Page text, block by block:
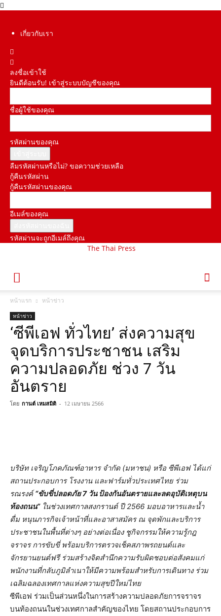
เกี่ยวกับเรา
ลงชื่อเข้าใช้
ยินดีต้อนรับ! เข้าสู่ระบบบัญชีของคุณ
ชื่อผู้ใช้ของคุณ
รหัสผ่านของคุณ
ลืมรหัสผ่านหรือไม่? ขอความช่วยเหลือ
กู้คืนรหัสผ่าน
กู้คืนรหัสผ่านของคุณ
อีเมล์ของคุณ
รหัสผ่านจะถูกอีเมล์ถึงคุณ
The Thai Press
หน้าแรก หน้าข่าว
หน้าข่าว
‘ซีพีเอฟ ทั่วไทย’ ส่งความสุข
จุดบริการประชาชน เสริม
ความปลอดภัย ช่วง 7 วัน
อันตราย
โดย กานต์ เหมสมิติ - 12 เมษายน 2566
บริษัท เจริญโภคภัณฑ์อาหาร จำกัด (มหาชน) หรือ ซีพีเอฟ ได้แก่
สถานประกอบการ โรงงาน และฟาร์มทั่วประเทศไทย ร่วม
รณรงค์“ขับขี่ปลอดภัย 7 วัน ป้องกันอันตรายและลดอุบัติเหตุบน
ท้องถนน”ในช่วงเทศกาลสงกรานต์ ปี 2566 มอบอาหารและน้ำ
ดื่ม หนุนภารกิจเจ้าหน้าที่และอาสาสมัคร ณ จุดพักและบริการ
ประชาชนในพื้นที่ต่างๆ อย่างต่อเนื่อง ชูกิจกรรมให้ความรู้กฎ
จราจร การขับขี่ พร้อมบริการตรวจเช็คสภาพรถยนต์และ
จักรยานยนต์ฟรี ร่วมสร้างจิตสำนึกความรับผิดชอบต่อสังคมแก่
พนักงานที่กลับภูมิลำเนาให้มีความพร้อมสำหรับการเดินทาง ร่วม
เฉลิมฉลองเทศกาลแห่งความสุขปีใหม่ไทย
ซีพีเอฟ ร่วมเป็นส่วนหนึ่งในการสร้างความปลอดภัยการจราจร
บนท้องถนนในช่วงเทศกาลสำคัญของไทย โดยสถานประกอบการ